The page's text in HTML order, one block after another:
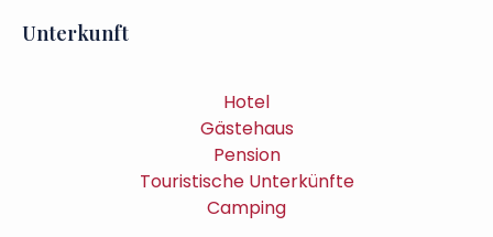
Unterkunft
Hotel
Gästehaus
Pension
Touristische Unterkünfte
Camping